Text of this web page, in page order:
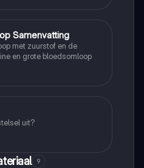
Samenvatting
met zuurstof en de
en grote bloedsomloop
uit?
9